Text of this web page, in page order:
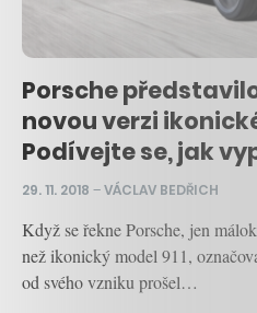
Porsche
novou verzi
Podívejte se, jak
29. 11. 2018 –VÁCLAV BEDŘICH
Když se řekne Porsche, jen
než ikonický model 911,
od svého vzniku prošel…